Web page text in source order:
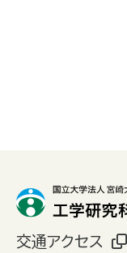
交通アクセス